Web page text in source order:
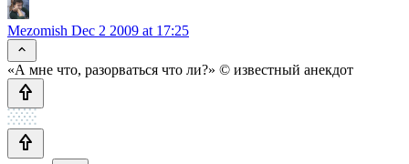
Mezomish Dec 2 2009 at 17:25
«А мне что, разорваться что ли?» © известный анекдот